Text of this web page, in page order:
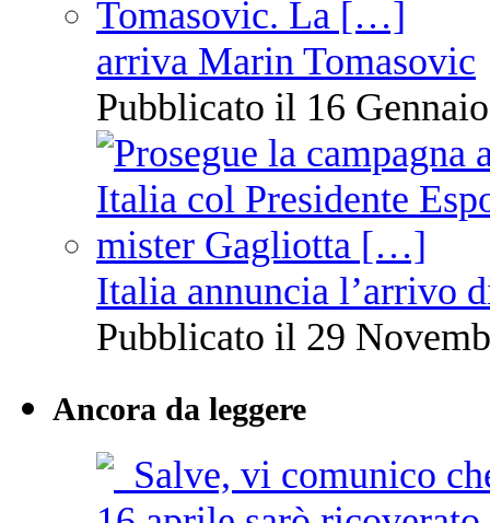
arriva Marin Tomasovic
Pubblicato il 16
Italia annuncia l’arrivo
Pubblicato il 29
Ancora da leggere